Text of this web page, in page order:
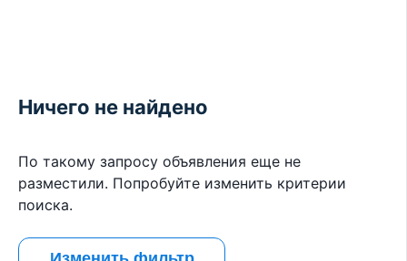
Ничего не найдено
По такому запросу объявления еще не
разместили. Попробуйте изменить критерии
поиска.